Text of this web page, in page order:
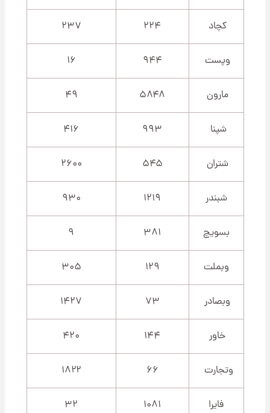
کچاد ۲۲۴ ۲۳۷
وپست ۹۴۴ ۱۶
مارون ۵۸۴۸ ۴۹
شپنا ۹۹۳ ۴۱۶
شتران ۵۴۵ ۲۶۰۰
شبندر ۱۲۱۹ ۹۳۰
بسویچ ۳۸۱
وبملت ۱۲۹ ۳۰۵
وبصادر ۷۳ ۱۴۲۷
خاور ۱۴۴ ۴۲۰
وتجارت ۶۶ ۱۸۲۲
فایرا ۱۰۸۱ ۳۲